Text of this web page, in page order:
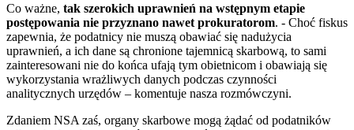
Co ważne, tak szerokich uprawnień na wstępnym etapie
postępowania nie przyznano nawet prokuratorom. - Choć fiskus
zapewnia, że podatnicy nie muszą obawiać się nadużycia
uprawnień, a ich dane są chronione tajemnicą skarbową, to sami
zainteresowani nie do końca ufają tym obietnicom i obawiają się
wykorzystania wrażliwych danych podczas czynności
analitycznych urzędów – komentuje nasza rozmówczyni.
Zdaniem NSA zaś, organy skarbowe mogą żądać od podatników